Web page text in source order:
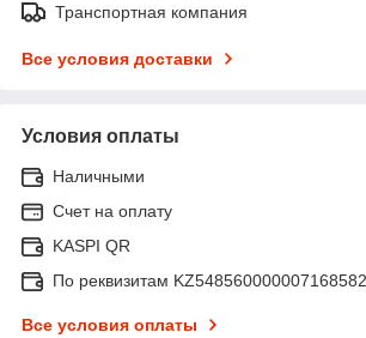
Транспортная компания
Все условия доставки
Условия оплаты
Наличными
Счет на оплату
KASPI QR
По реквизитам KZ548560000007168582
Все условия оплаты